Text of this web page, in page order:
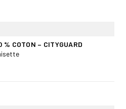
% COTON – CITYGUARD